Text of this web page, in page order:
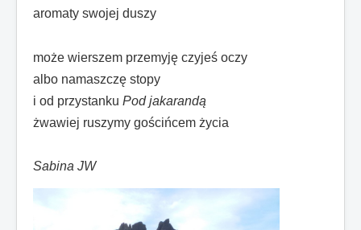
aromaty swojej duszy
może wierszem przemyję czyjeś oczy
albo namaszczę stopy
i od przystanku Pod jakarandą
żwawiej ruszymy gościńcem życia
Sabina JW